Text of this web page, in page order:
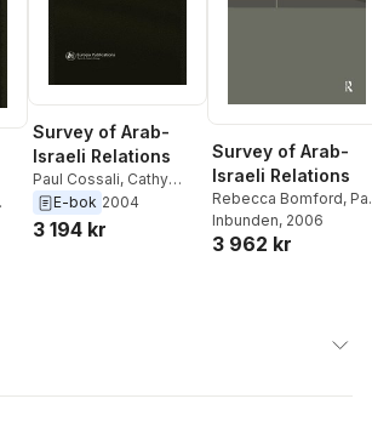
Survey of Arab-
Israeli Relations
Paul Cossali, Cathy
Hartley
E-bok 2004
3 194 kr
Survey of Arab-
Israeli Relations
Rebecca Bomford,
Cossali
Inbunden, 2006
3 962 kr